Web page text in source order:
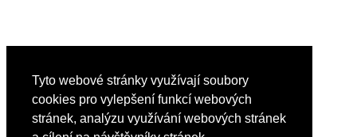
Tyto webové stránky využívají soubory
cookies pro vylepšení funkcí webových
stránek, analýzu využívání webových stránek